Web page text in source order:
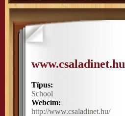
www.csaladinet.hu
Típus:
School
Webcím:
http://www.csaladinet.hu/